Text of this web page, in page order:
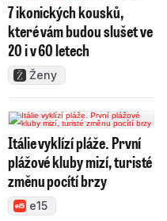
7 ikonických kousků,
které vám budou slušet ve
20 i v 60 letech
Ženy
Itálie vyklízí pláže. První
plážové kluby mizí, turisté
změnu pocítí brzy
e15